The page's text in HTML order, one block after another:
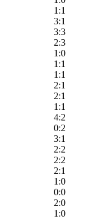
1:1
3:1
3:3
2:3
1:0
1:1
1:1
2:1
2:1
1:1
4:2
0:2
3:1
2:2
2:2
2:1
1:0
0:0
2:0
1:0